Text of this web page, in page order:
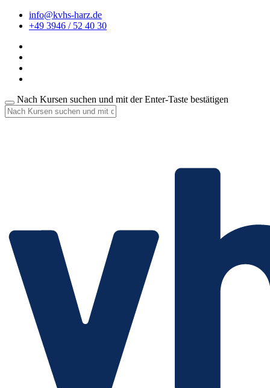
info@kvhs-harz.de
+49 3946 / 52 40 30
Nach Kursen suchen und mit der Enter-Taste bestätigen